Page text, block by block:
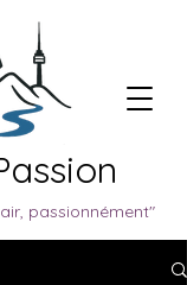
passionnément"